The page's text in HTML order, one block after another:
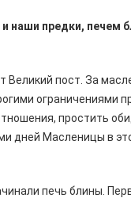
наши предки, печем
пост. За
ограничениями
простить
дней Масленицы в
печь блины.